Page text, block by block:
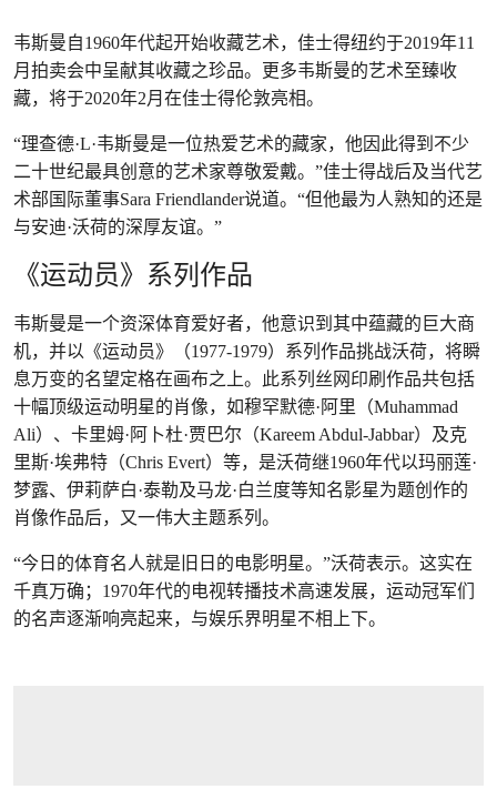
韦斯曼自1960年代起开始收藏艺术，佳士得纽约于2019年11
月拍卖会中呈献其收藏之珍品。更多韦斯曼的艺术至臻收
藏，将于2020年2月在佳士得伦敦亮相。
“理查德·L·韦斯曼是一位热爱艺术的藏家，他因此得到不少
二十世纪最具创意的艺术家尊敬爱戴。”佳士得战后及当代艺
术部国际董事Sara Friendlander说道。“但他最为人熟知的还是
与安迪·沃荷的深厚友谊。”
《运动员》系列作品
韦斯曼是一个资深体育爱好者，他意识到其中蕴藏的巨大商
机，并以《运动员》（1977-1979）系列作品挑战沃荷，将瞬
息万变的名望定格在画布之上。此系列丝网印刷作品共包括
十幅顶级运动明星的肖像，如穆罕默德·阿里（Muhammad
Ali）、卡里姆·阿卜杜·贾巴尔（Kareem Abdul-Jabbar）及克
里斯·埃弗特（Chris Evert）等，是沃荷继1960年代以玛丽莲·
梦露、伊莉萨白·泰勒及马龙·白兰度等知名影星为题创作的
肖像作品后，又一伟大主题系列。
“今日的体育名人就是旧日的电影明星。”沃荷表示。这实在
千真万确；1970年代的电视转播技术高速发展，运动冠军们
的名声逐渐响亮起来，与娱乐界明星不相上下。